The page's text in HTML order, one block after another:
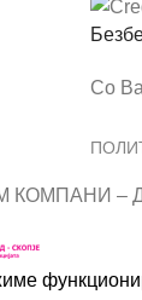
Со
КОМПАНИ –